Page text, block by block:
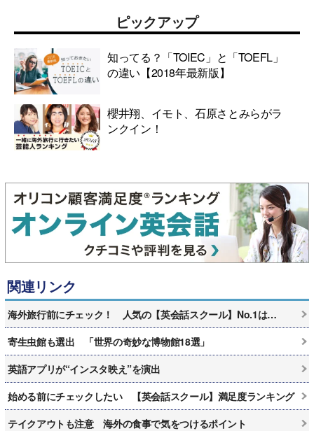
ピックアップ
知ってる？「TOIEC」と「TOEFL」
の違い【2018年最新版】
櫻井翔、イモト、石原さとみらがラ
ンクイン！
関連リンク
海外旅行前にチェック！ 人気の【英会話スクール】No.1は…
寄生虫館も選出 「世界の奇妙な博物館18選」
英語アプリが“インスタ映え”を演出
始める前にチェックしたい 【英会話スクール】満足度ランキング
テイクアウトも注意 海外の食事で気をつけるポイント